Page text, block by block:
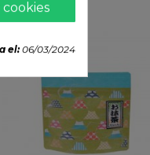
el:06/03/2024